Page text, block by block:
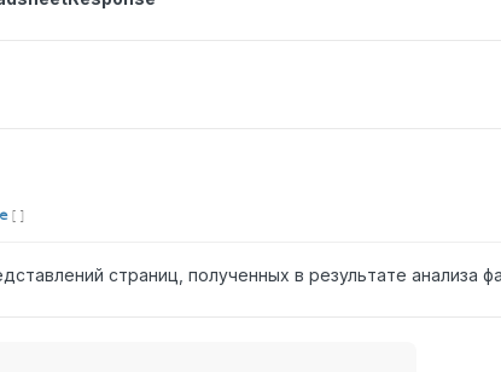
[]
страниц, полученных в результате анализа